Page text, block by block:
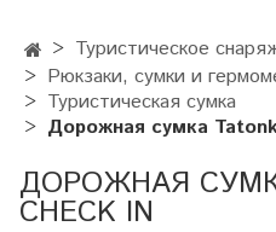
Туристическое
Рюкзаки, сумки и
Туристическая сумка
Дорожная сумка
ДОРОЖНАЯ
CHECK IN